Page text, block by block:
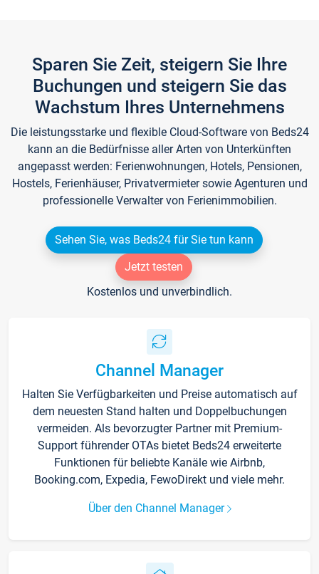
Sparen Sie Zeit, steigern Sie Ihre
Buchungen und steigern Sie das
Wachstum Ihres Unternehmens
Die leistungsstarke und flexible Cloud-Software von Beds24
kann an die Bedürfnisse aller Arten von Unterkünften
angepasst werden: Ferienwohnungen, Hotels, Pensionen,
Hostels, Ferienhäuser, Privatvermieter sowie Agenturen und
professionelle Verwalter von Ferienimmobilien.
Sehen Sie, was Beds24 für Sie tun kann
Jetzt testen
Kostenlos und unverbindlich.
Channel Manager
Halten Sie Verfügbarkeiten und Preise automatisch auf
dem neuesten Stand halten und Doppelbuchungen
vermeiden. Als bevorzugter Partner mit Premium-
Support führender OTAs bietet Beds24 erweiterte
Funktionen für beliebte Kanäle wie Airbnb,
Booking.com, Expedia, FewoDirekt und viele mehr.
Über den Channel Manager